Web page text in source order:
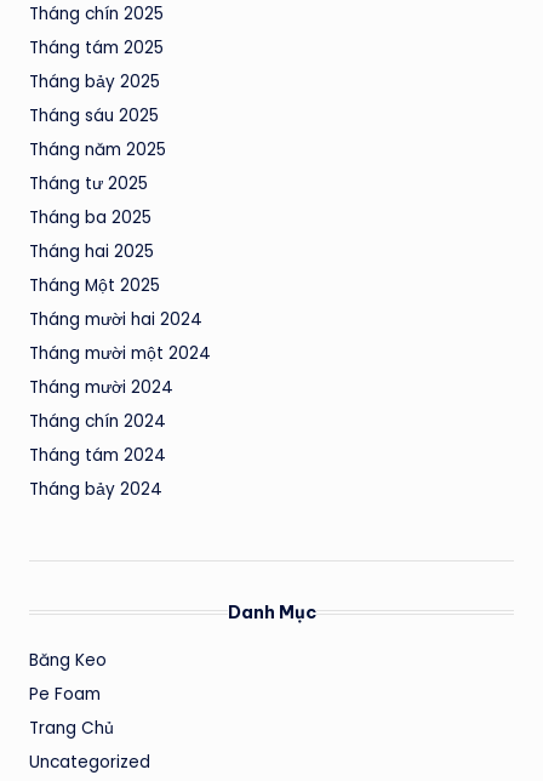
Tháng chín 2025
Tháng tám 2025
Tháng bảy 2025
Tháng sáu 2025
Tháng năm 2025
Tháng tư 2025
Tháng ba 2025
Tháng hai 2025
Tháng Một 2025
Tháng mười hai 2024
Tháng mười một 2024
Tháng mười 2024
Tháng chín 2024
Tháng tám 2024
Tháng bảy 2024
Danh Mục
Băng Keo
Pe Foam
Trang Chủ
Uncategorized